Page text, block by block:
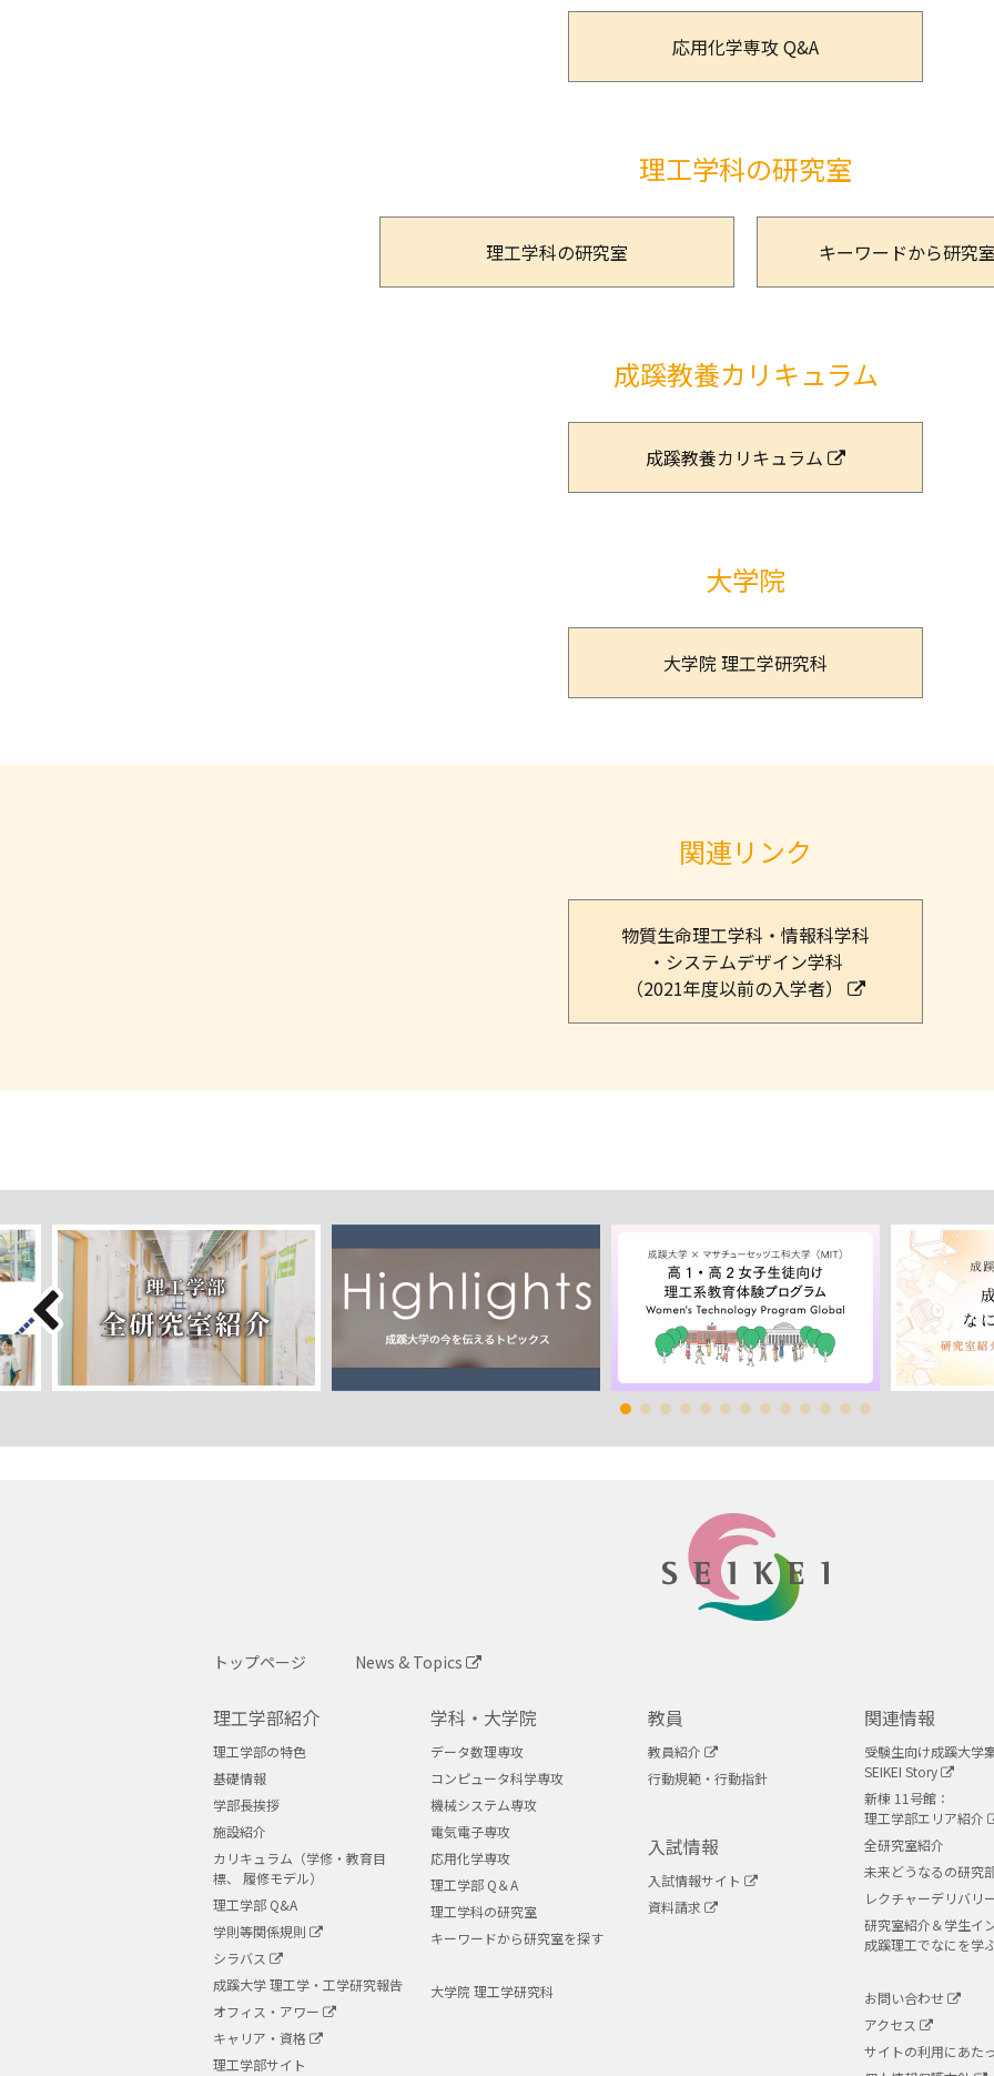
応用化学専攻 Q&A
理工学科の研究室
理工学科の研究室 キーワードから研究
成蹊教養カリキュラム
成蹊教養カリキュラム
大学院
大学院 理工学研究科
関連リンク
物質生命理工学科・情報科学科
・システムデザイン学科
（2021年度以前の入学者）
トップページ News & Topics
理工学部紹介
理工学部の特色
基礎情報
学部長挨拶
施設紹介
カリキュラム（学修・教育目
標、 履修モデル）
理工学部 Q&A
学則等関係規則
シラバス
成蹊大学 理工学・工学研究報告
オフィス・アワー
キャリア・資格
理工学部サイト
学科・大学院
データ数理専攻
コンピュータ科学専攻
機械システム専攻
電気電子専攻
応用化学専攻
理工学部 Q＆A
理工学科の研究室
キーワードから研究室を探す
大学院 理工学研究科
教員
教員紹介
行動規範・行動指針
入試情報
入試情報サイト
資料請求
関連情報
受験生向け成蹊大学
SEIKEI Story
新棟 11号館：
理工学部エリア紹介
全研究室紹介
未来どうなるの研究
レクチャーデリバリ
研究室紹介＆学生イ
成蹊理工でなにを学
お問い合わせ
アクセス
サイトの利用にあた